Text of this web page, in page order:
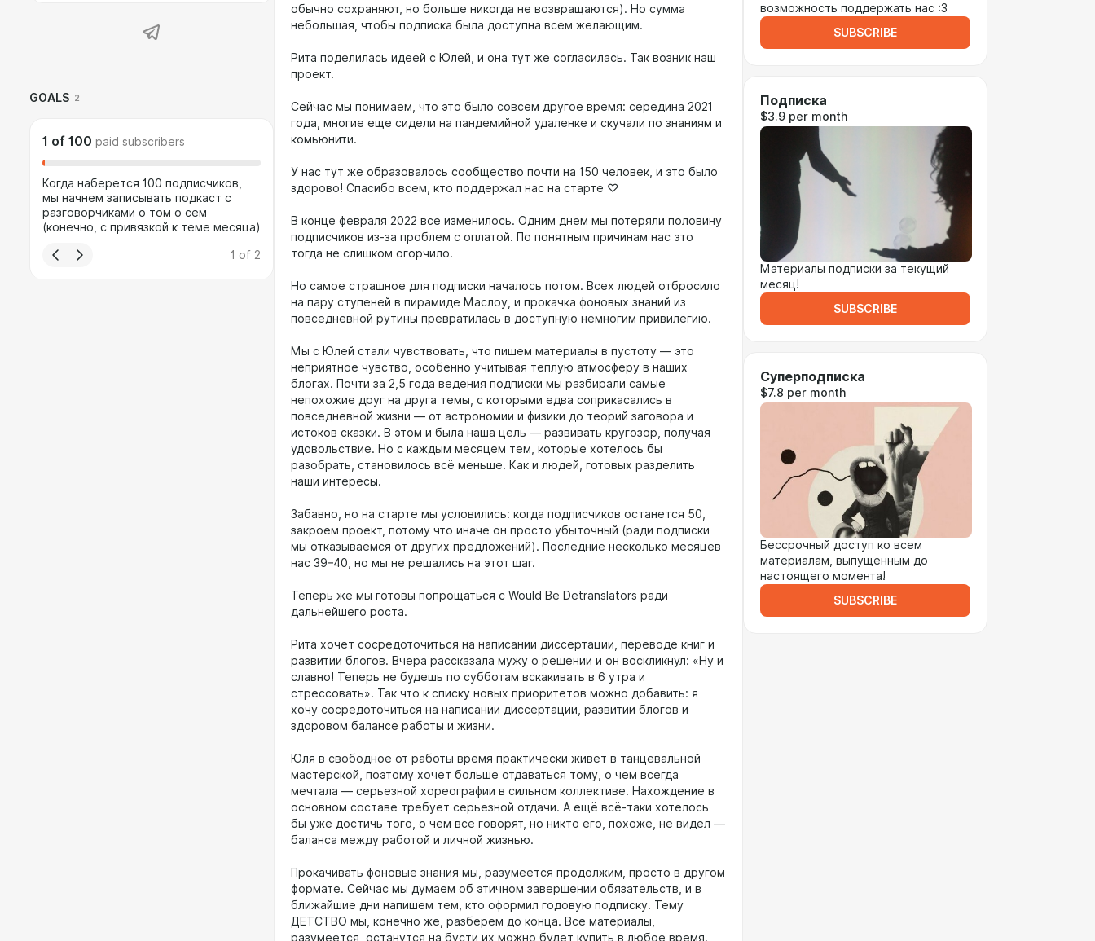
GOALS 2
1 of 100 paid subscribers
Когда наберется 100 подписчиков,
мы начнем записывать подкаст с
разговорчиками о том о сем
(конечно, с привязкой к теме месяца)
1 of 2
обычно сохраняют, но больше никогда не возвращаются). Но сумма
небольшая, чтобы подписка была доступна всем желающим.
Рита поделилась идеей с Юлей, и она тут же согласилась. Так возник наш
проект.
Сейчас мы понимаем, что это было совсем другое время: середина 2021
года, многие еще сидели на пандемийной удаленке и скучали по знаниям и
комьюнити.
У нас тут же образовалось сообщество почти на 150 человек, и это было
здорово! Спасибо всем, кто поддержал нас на старте ♡
В конце февраля 2022 все изменилось. Одним днем мы потеряли половину
подписчиков из-за проблем с оплатой. По понятным причинам нас это
тогда не слишком огорчило.
Но самое страшное для подписки началось потом. Всех людей отбросило
на пару ступеней в пирамиде Маслоу, и прокачка фоновых знаний из
повседневной рутины превратилась в доступную немногим привилегию.
Мы с Юлей стали чувствовать, что пишем материалы в пустоту — это
неприятное чувство, особенно учитывая теплую атмосферу в наших
блогах. Почти за 2,5 года ведения подписки мы разбирали самые
непохожие друг на друга темы, с которыми едва соприкасались в
повседневной жизни — от астрономии и физики до теорий заговора и
истоков сказки. В этом и была наша цель — развивать кругозор, получая
удовольствие. Но с каждым месяцем тем, которые хотелось бы
разобрать, становилось всё меньше. Как и людей, готовых разделить
наши интересы.
Забавно, но на старте мы условились: когда подписчиков останется 50,
закроем проект, потому что иначе он просто убыточный (ради подписки
мы отказываемся от других предложений). Последние несколько месяцев
нас 39–40, но мы не решались на этот шаг.
Теперь же мы готовы попрощаться с Would Be Detranslators ради
дальнейшего роста.
Рита хочет сосредоточиться на написании диссертации, переводе книг и
развитии блогов. Вчера рассказала мужу о решении и он воскликнул: «Ну и
славно! Теперь не будешь по субботам вскакивать в 6 утра и
стрессовать». Так что к списку новых приоритетов можно добавить: я
хочу сосредоточиться на написании диссертации, развитии блогов и
здоровом балансе работы и жизни.
Юля в свободное от работы время практически живет в танцевальной
мастерской, поэтому хочет больше отдаваться тому, о чем всегда
мечтала — серьезной хореографии в сильном коллективе. Нахождение в
основном составе требует серьезной отдачи. А ещё всё-таки хотелось
бы уже достичь того, о чем все говорят, но никто его, похоже, не видел —
баланса между работой и личной жизнью.
Прокачивать фоновые знания мы, разумеется продолжим, просто в другом
формате. Сейчас мы думаем об этичном завершении обязательств, и в
ближайшие дни напишем тем, кто оформил годовую подписку. Тему
ДЕТСТВО мы, конечно же, разберем до конца. Все материалы,
разумеется, останутся на бусти их можно будет купить в любое время.
возможность поддержать нас :3
SUBSCRIBE
Подписка
$3.9 per month
Материалы подписки за текущий
месяц!
SUBSCRIBE
Суперподписка
$7.8 per month
Бессрочный доступ ко всем
материалам, выпущенным до
настоящего момента!
SUBSCRIBE